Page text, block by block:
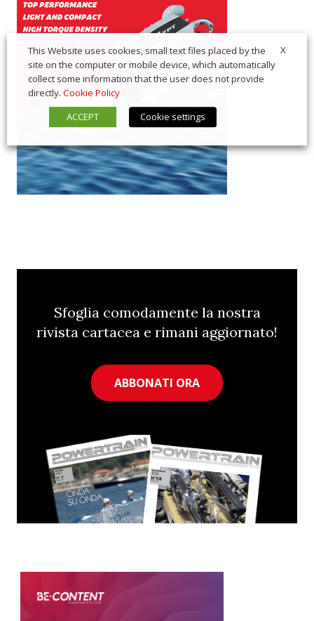
Sfoglia comodamente la nostra
rivista cartacea e rimani aggiornato!
ABBONATI ORA
X
This Website uses cookies, small text files placed by the
site on the computer or mobile device, which automatically
collect some information that the user does not provide
directly. Cookie Policy
ACCEPT
Cookie settings